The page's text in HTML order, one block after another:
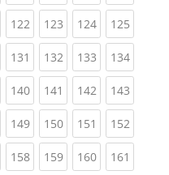
(current)
122(current)
123(current)
124(current)
125
131 (current)
132(current)
133(current)
134
140(current)
141 (current)
142(current)
143
149(current)
150(current)
151 (current)
152
158(current)
159(current)
160(current)
161